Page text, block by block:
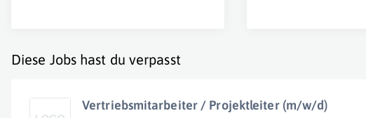
Diese Jobs hast du verpasst
Vertriebsmitarbeiter / Projektleiter (m/w/d)